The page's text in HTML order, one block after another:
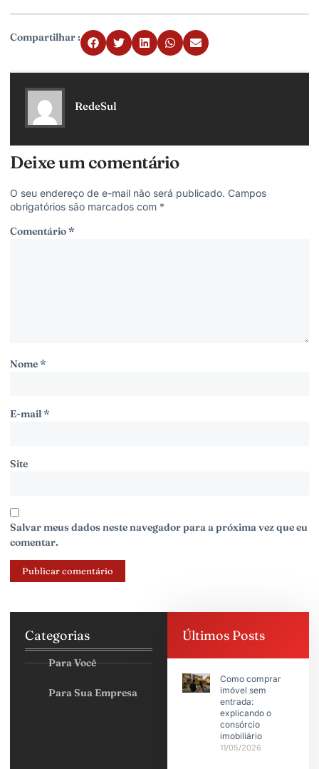
Compartilhar :
RedeSul
Deixe um comentário
O seu endereço de e-mail não será publicado. Campos
obrigatórios são marcados com *
Comentário*
Nome*
E-mail*
Site
Salvar meus dados neste navegador para a próxima vez que eu
comentar.
Categorias
Para Você
Para Sua Empresa
Últimos Posts
Como comprar
imóvel sem
entrada:
explicando o
consórcio
imobiliário
11/05/2026